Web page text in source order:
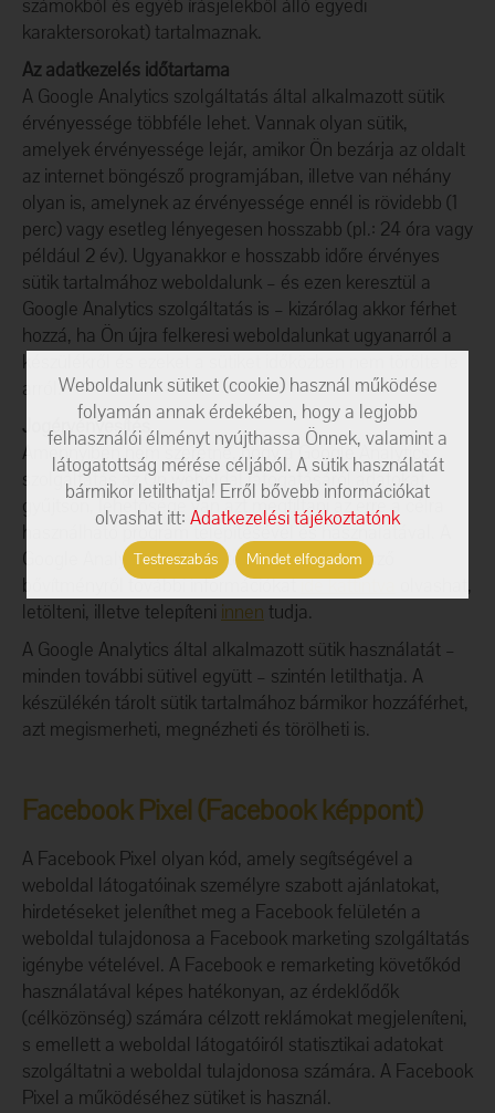
számokból és egyéb írásjelekből álló egyedi
karaktersorokat) tartalmaznak.
Az adatkezelés időtartama
A Google Analytics szolgáltatás által alkalmazott sütik
érvényessége többféle lehet. Vannak olyan sütik,
amelyek érvényessége lejár, amikor Ön bezárja az oldalt
az internet böngésző programjában, illetve van néhány
olyan is, amelynek az érvényessége ennél is rövidebb (1
perc) vagy esetleg lényegesen hosszabb (pl.: 24 óra vagy
például 2 év). Ugyanakkor e hosszabb időre érvényes
sütik tartalmához weboldalunk – és ezen keresztül a
Google Analytics szolgáltatás is – kizárólag akkor férhet
hozzá, ha Ön újra felkeresi weboldalunkat ugyanarról a
készülékről és ezeket a sütiket időközben nem törölte le
arról.
Jogérvényesítés
Amennyiben nem szeretné, hogy a Google Analytics
szolgáltatás az Ön weboldal látogatásáról adatokat
gyűjtsön, lehetősége van azt megtiltani az erre a célra
használható program telepítésével és használatával. A
Google Analytics adatgyűjtését letiltó böngésző
bővítményről további információkatide kattintva
olvashat,
letölteni, illetve telepíteni innen tudja.
A Google Analytics által alkalmazott sütik használatát –
minden további sütivel együtt – szintén letilthatja. A
készülékén tárolt sütik tartalmához bármikor hozzáférhet,
azt megismerheti, megnézheti és törölheti is.
Facebook Pixel (Facebook képpont)
A Facebook Pixel olyan kód, amely segítségével a
weboldal látogatóinak személyre szabott ajánlatokat,
hirdetéseket jeleníthet meg a Facebook felületén a
weboldal tulajdonosa a Facebook marketing szolgáltatás
igénybe vételével. A Facebook e remarketing követőkód
használatával képes hatékonyan, az érdeklődők
(célközönség) számára célzott reklámokat megjeleníteni,
s emellett a weboldal látogatóiról statisztikai adatokat
szolgáltatni a weboldal tulajdonosa számára. A Facebook
Pixel a működéséhez sütiket is használ.
Mindet elfogadom
Testreszabás
Weboldalunk sütiket (cookie) használ működése
folyamán annak érdekében, hogy a legjobb
felhasználói élményt nyújthassa Önnek, valamint a
látogatottság mérése céljából. A sütik használatát
bármikor letilthatja! Erről bővebb információkat
olvashat itt: Adatkezelési tájékoztatónk